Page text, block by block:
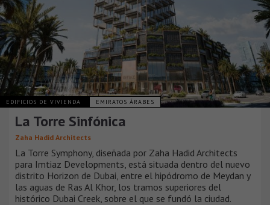
EDIFICIOS DE VIVIENDA EMIRATOS ÁRABES
La Torre Sinfónica
Zaha Hadid Architects
La Torre Symphony, diseñada por Zaha Hadid Architects
para Imtiaz Developments, está situada dentro del nuevo
distrito Horizon de Dubai, entre el hipódromo de Meydan y
las aguas de Ras Al Khor, los tramos superiores del
histórico Dubai Creek, sobre el que se fundó la ciudad.